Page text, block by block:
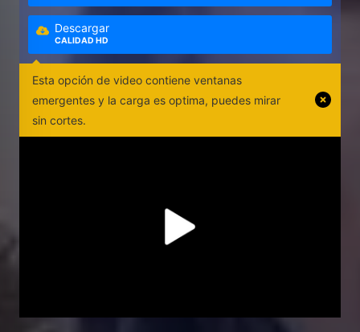
Descargar
CALIDAD HD
Esta opción de video contiene ventanas
emergentes y la carga es optima, puedes mirar
sin cortes.